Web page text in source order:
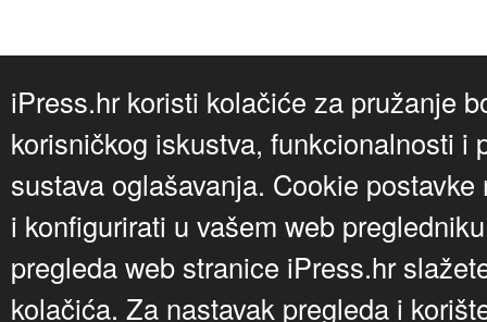
iPress.hr koristi kolačiće za pružanje
korisničkog iskustva, funkcionalnosti i
sustava oglašavanja. Cookie
i konfigurirati u vašem web
pregleda web stranice iPress.hr
kolačića. Za nastavak pregleda i